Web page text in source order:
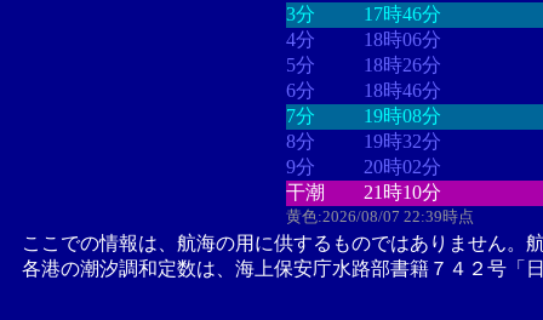
3分
17時46分
4分
18時06分
5分
18時26分
6分
18時46分
7分
19時08分
8分
19時32分
9分
20時02分
干潮
21時10分
黄色:2026/08/07 22:39時点
ここでの情報は、航海の用に供するものではありません。
各港の潮汐調和定数は、海上保安庁水路部書籍７４２号「